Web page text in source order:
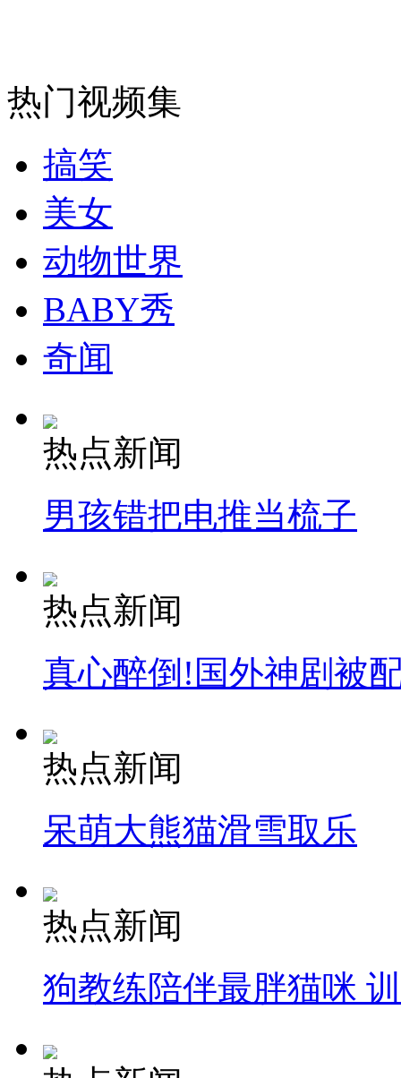
纽约上演“枕头大战”
司机酒驾遇交警 急速倒车逃窜
热门视频集
搞笑
美女
动物世界
BABY秀
奇闻
热点新闻
男孩错把电推当梳子
热点新闻
真心醉倒!国外神剧被
热点新闻
呆萌大熊猫滑雪取乐
热点新闻
狗教练陪伴最胖猫咪